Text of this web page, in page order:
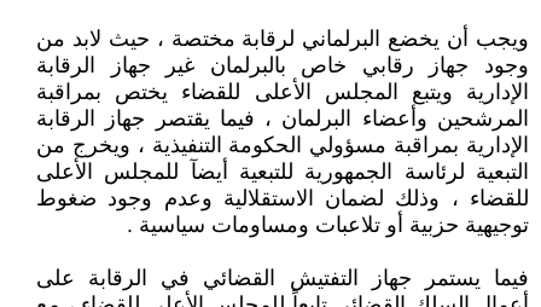
ويجب أن يخضع البرلماني لرقابة مختصة ، حيث لابد من
وجود جهاز رقابي خاص بالبرلمان غير جهاز الرقابة
الإدارية ويتبع المجلس الأعلى للقضاء يختص بمراقبة
المرشحين وأعضاء البرلمان ، فيما يقتصر جهاز الرقابة
الإدارية بمراقبة مسؤولي الحكومة التنفيذية ، ويخرج من
التبعية لرئاسة الجمهورية للتبعية أيضآ للمجلس الأعلى
للقضاء ، وذلك لضمان الاستقلالية وعدم وجود ضغوط
توجيهية حزبية أو تلاعبات ومساومات سياسية .
فيما يستمر جهاز التفتيش القضائي في الرقابة على